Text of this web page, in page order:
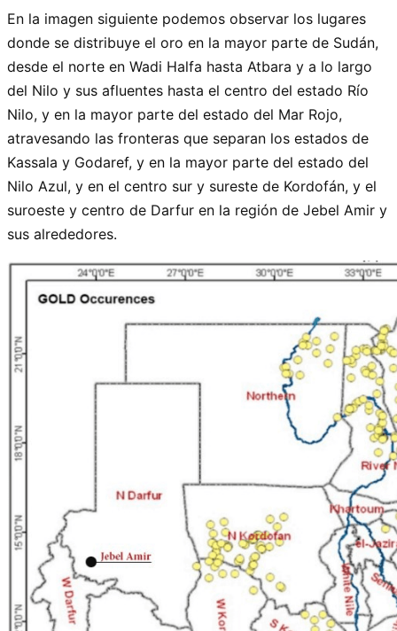
En la imagen siguiente podemos observar los lugares
donde se distribuye el oro en la mayor parte de Sudán,
desde el norte en Wadi Halfa hasta Atbara y a lo largo
del Nilo y sus afluentes hasta el centro del estado Río
Nilo, y en la mayor parte del estado del Mar Rojo,
atravesando las fronteras que separan los estados de
Kassala y Godaref, y en la mayor parte del estado del
Nilo Azul, y en el centro sur y sureste de Kordofán, y el
suroeste y centro de Darfur en la región de Jebel Amir y
sus alrededores.